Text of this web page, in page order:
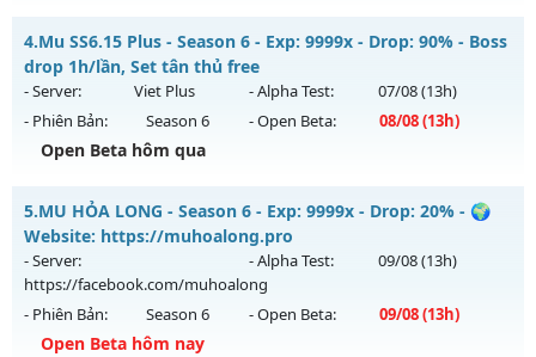
Thể loại: Mu Nguyên bản Webzen
Antihack: ICMPROTECT ✅ 🔴 ✨ ⚡️
MU ATLANS - Reset Đổi Quà
Mu mới ra tháng 08 2026 - Mở máy chủ
vào 22h ngày 05/08/2626
Exp: 100x - Drop: 20%
Kiểu reset: Reset In Game
Thể loại: Mu Nguyên bản Webzen
Antihack: Shark
4.Mu SS6.15 Plus - Season 6 - Exp: 9999x - Drop: 90% - Boss
drop 1h/lần, Set tân thủ free
- Server: Viet Plus - Alpha Test: 07/08(13h)
- Phiên Bản:
Season 6 - Open Beta: 08/08(13h)
Open Beta hôm qua
Mu SS6.15 Plus - Boss drop 1h/lần, Set tân thủ free
Mu mới ra tháng 08 2026 - Mở máy chủ
ngày 08/08/2626
Exp: 9999x - Drop: 90%
Kiểu reset: Reset In Game
5.MU HỎA LONG - Season 6 - Exp: 9999x - Drop: 20% - 🌍
Website: https://muhoalong.pro
- Server:
https://facebook.com/muhoalong
- Alpha Test: 09/08(13h)
- Phiên Bản: Season 6 - Open Beta: 09/08(13h)
Open Beta hôm nay